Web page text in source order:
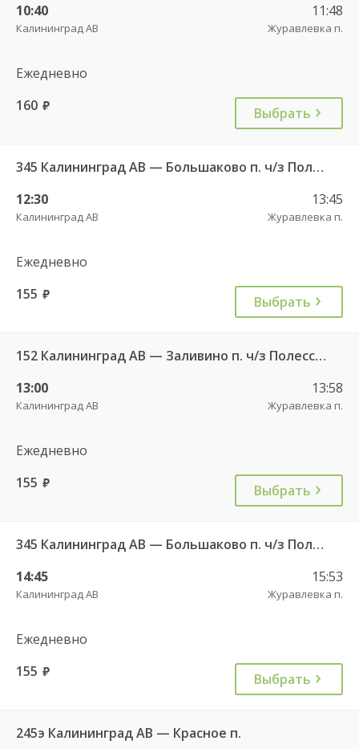
10:40
Калининград АВ
11:48
Журавлевка п.
Ежедневно
160 руб. Выбрать
345 Калининград АВ — Большаково п. ч/з Полесск г.
12:30
Калининград АВ
13:45
Журавлевка п.
Ежедневно
155 руб. Выбрать
152 Калининград АВ — Заливино п. ч/з Полесск г.
13:00
Калининград АВ
13:58
Журавлевка п.
Ежедневно
155 руб. Выбрать
345 Калининград АВ — Большаково п. ч/з Полесск г.
14:45
Калининград АВ
15:53
Журавлевка п.
Ежедневно
155 руб. Выбрать
245э Калининград АВ — Красное п.